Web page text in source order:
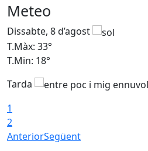
Meteo
Dissabte, 8 d’agost
T.Màx: 33°
T.Min: 18°
Tarda
1
2
AnteriorSegüent